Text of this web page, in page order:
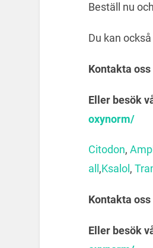
Beställ nu
Du kan
Kontakta
Eller besök
oxynorm/
Citodon,
all ,Ksalol ,
Kontakta
Eller besök